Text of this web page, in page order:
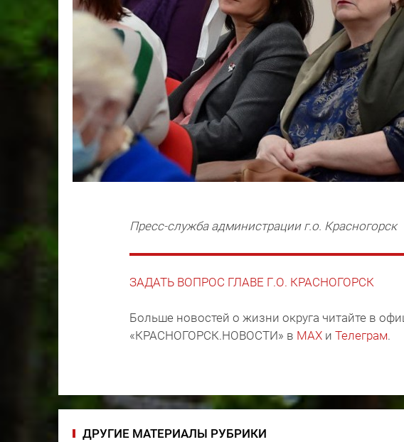
Пресс-служба администрации г.о. Красногорск
ЗАДАТЬ ВОПРОС ГЛАВЕ Г.О. КРАСНОГОРСК
Больше новостей о жизни округа читайте в
«КРАСНОГОРСК.НОВОСТИ» в MAX и Телеграм.
ДРУГИЕ МАТЕРИАЛЫ РУБРИКИ